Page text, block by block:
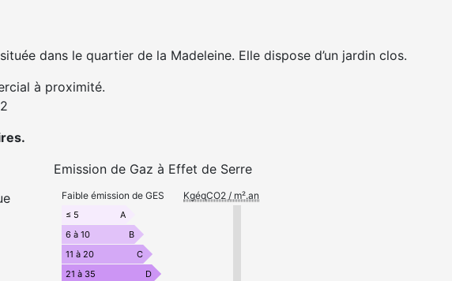
dans le quartier de la Madeleine. Elle dispose d’un jardin clos.
à proximité.
Emission de Gaz à Effet de Serre
Faible émission de GES KgéqCO2 / m².an
≤ 5
A
6 à 10
B
11 à 20
C
21 à 35
D